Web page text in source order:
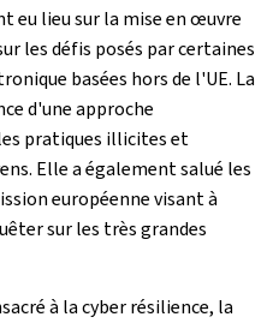
eu lieu sur la mise en œuvre
les défis posés par certaines
basées hors de l'UE. La
d'une approche
pratiques illicites et
Elle a également salué les
européenne visant à
sur les très grandes
à la cyber résilience, la